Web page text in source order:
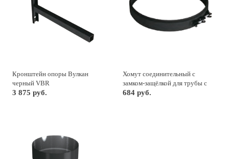
Кронштейн опоры Вулкан
черный VBR
3 875 руб.
Хомут соединительный с
замком-защёлкой для трубы с
изоляцией Вулкан черный VBR
684 руб.